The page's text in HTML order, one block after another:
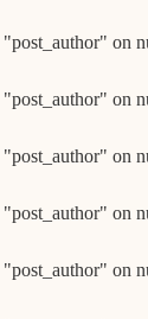
on
on
on
on
on